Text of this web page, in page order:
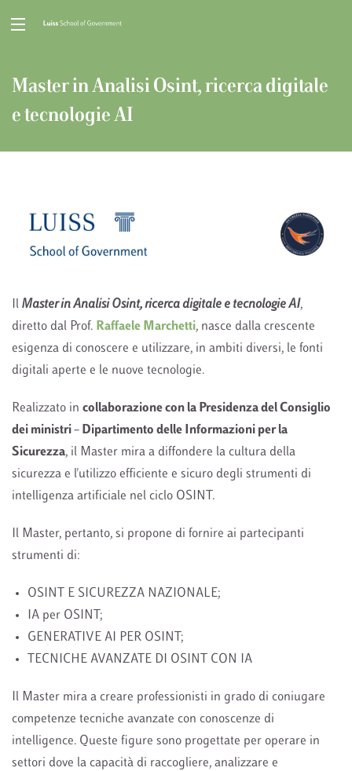
Master in Analisi Osint, ricerca digitale
e tecnologie AI
IlMaster in Analisi Osint, ricerca digitale e tecnologie AI,
diretto dal Prof. Raffaele Marchetti, nasce dalla crescente
esigenza di conoscere e utilizzare, in ambiti diversi, le fonti
digitali aperte e le nuove tecnologie.
Realizzato in collaborazione con la Presidenza del Consiglio
dei ministri – Dipartimento delle Informazioni per la
Sicurezza, il Master mira a diffondere la cultura della
sicurezza e l'utilizzo efficiente e sicuro degli strumenti di
intelligenza artificiale nel ciclo OSINT.
Il Master, pertanto, si propone di fornire ai partecipanti
strumenti di:
OSINT E SICUREZZA NAZIONALE;
IA per OSINT;
GENERATIVE AI PER OSINT;
TECNICHE AVANZATE DI OSINT CON IA
Il Master mira a creare professionisti in grado di coniugare
competenze tecniche avanzate con conoscenze di
intelligence. Queste figure sono progettate per operare in
settori dove la capacità di raccogliere, analizzare e